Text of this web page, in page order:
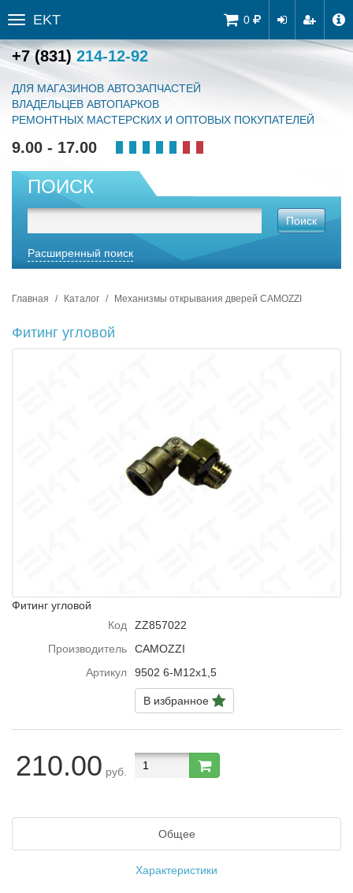
0
Toggle
sidebar
EKT
+7 (831) 214-12-92
ДЛЯ МАГАЗИНОВ АВТОЗАПЧАСТЕЙ
ВЛАДЕЛЬЦЕВ АВТОПАРКОВ
РЕМОНТНЫХ МАСТЕРСКИХ И ОПТОВЫХ ПОКУПАТЕЛЕЙ
9.00 - 17.00
ПОИСК
Поиск
Расширенный поиск
Главная Каталог Механизмы открывания дверей CAMOZZI
Фитинг угловой
Фитинг угловой
Код
ZZ857022
Производитель
CAMOZZI
Артикул
9502 6-M12x1,5
В избранное
210.00 руб.
Общее
Характеристики